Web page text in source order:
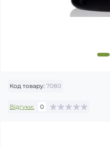
Код товару: 7080
Відгуки: 0